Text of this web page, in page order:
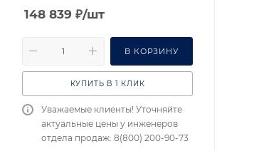
148 839 ₽/шт
В КОРЗИНУ
КУПИТЬ В 1 КЛИК
Уважаемые клиенты! Уточняйте
актуальные цены у инженеров
отдела продаж: 8(800) 200-90-73